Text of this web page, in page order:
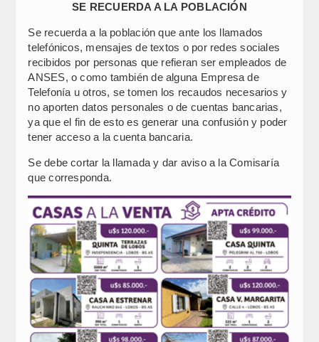
SE RECUERDA A LA POBLACIÓN
Se recuerda a la población que ante los llamados
telefónicos, mensajes de textos o por redes sociales
recibidos por personas que refieran ser empleados de
ANSES, o como también de alguna Empresa de
Telefonía u otros, se tomen los recaudos necesarios y
no aporten datos personales o de cuentas bancarias,
ya que el fin de esto es generar una confusión y poder
tener acceso a la cuenta bancaria.
Se debe cortar la llamada y dar aviso a la Comisaría
que corresponda.